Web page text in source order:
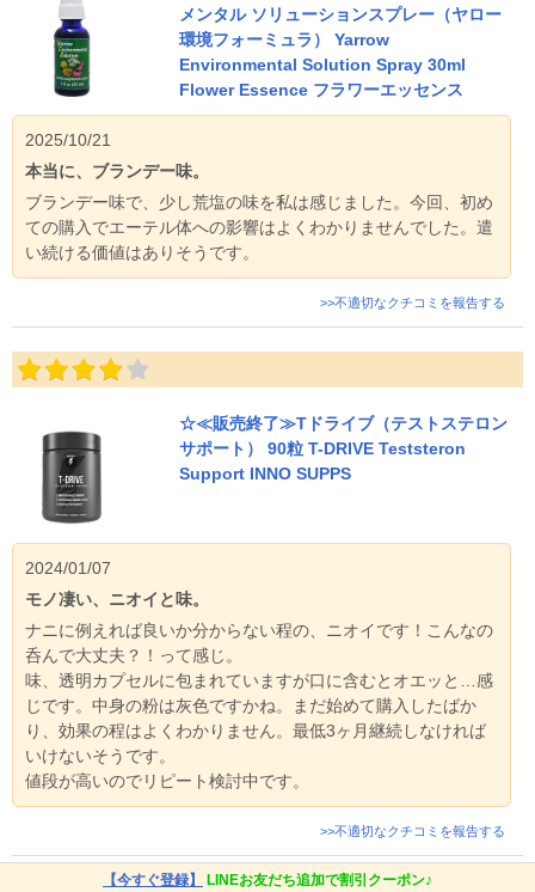
メンタル ソリューションスプレー（ヤロー
環境フォーミュラ） Yarrow
Environmental Solution Spray 30ml
Flower Essence フラワーエッセンス
2025/10/21
本当に、ブランデー味。
ブランデー味で、少し荒塩の味を私は感じました。今回、初め
ての購入でエーテル体への影響はよくわかりませんでした。遣
い続ける価値はありそうです。
>>不適切なクチコミを報告する
☆≪販売終了≫Tドライブ（テストステロン
サポート） 90粒 T-DRIVE Teststeron
Support INNO SUPPS
2024/01/07
モノ凄い、ニオイと味。
ナニに例えれば良いか分からない程の、ニオイです！こんなの
呑んで大丈夫？！って感じ。
味、透明カプセルに包まれていますが口に含むとオエッと…感
じです。中身の粉は灰色ですかね。まだ始めて購入したばか
り、効果の程はよくわかりません。最低3ヶ月継続しなければ
いけないそうです。
値段が高いのでリピート検討中です。
>>不適切なクチコミを報告する
【今すぐ登録】 LINEお友だち追加で割引クーポン♪